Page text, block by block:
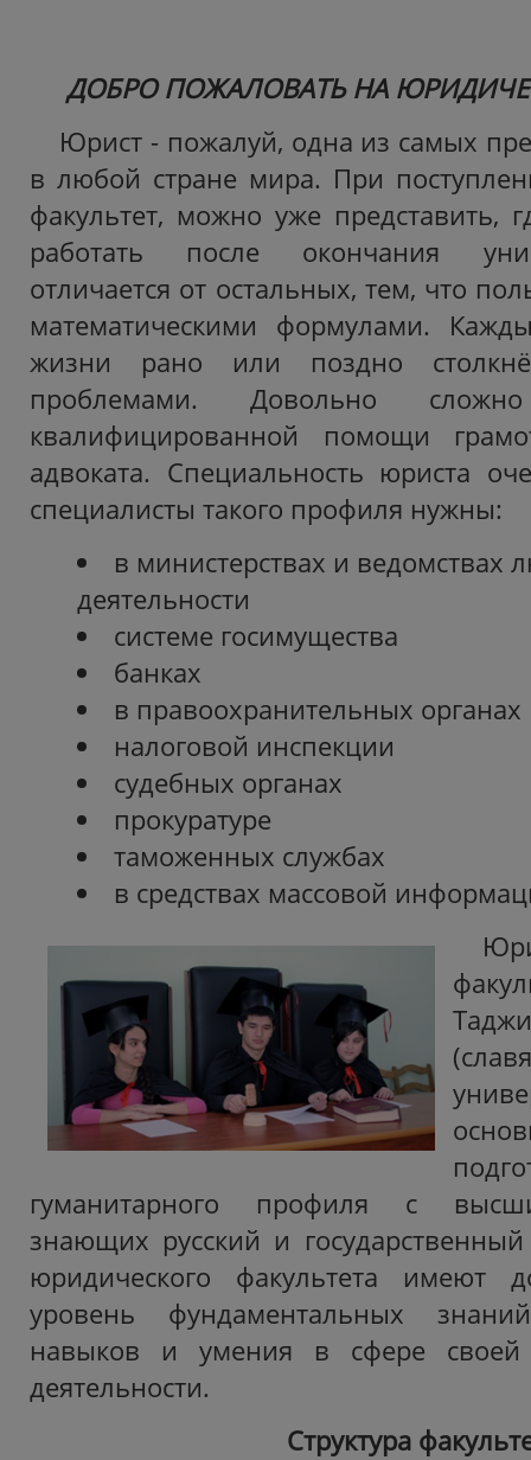
ДОБРО ПОЖАЛОВАТЬ НА
Юрист - пожалуй, одна из самых
в любой стране мира. При
факультет, можно уже представить,
работать после окончания
отличается от остальных, тем, что
математическими формулами.
жизни рано или поздно
проблемами. Довольно
квалифицированной помощи
адвоката. Специальность юриста
специалисты такого профиля нужны:
в министерствах и ведомствах
деятельности
системе госимущества
банках
в правоохранительных органах
налоговой инспекции
судебных органах
прокуратуре
таможенных службах
в средствах массовой
гуманитарного профиля с
знающих русский и
юридического факультета имеют
уровень фундаментальных
навыков и умения в сфере своей
деятельности.
Структура